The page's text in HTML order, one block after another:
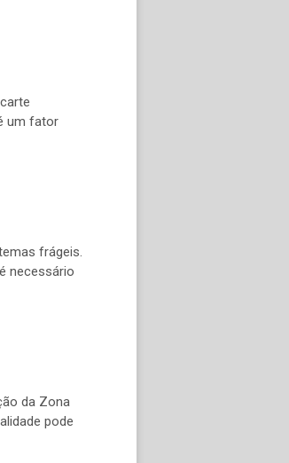
um fator
frágeis.
necessário
da Zona
pode